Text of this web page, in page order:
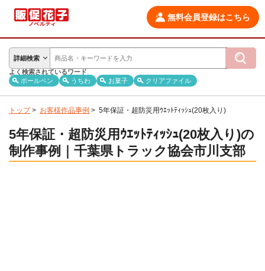
無料会員登録はこちら
詳細検索
よく検索されているワード
ボールペン
うちわ お菓子 クリアファイル
トップ> お客様作品事例 > 5年保証・超防災用ｳｴｯﾄﾃｨｯｼｭ(20枚入り)
5年保証・超防災用ｳｴｯﾄﾃｨｯｼｭ(20枚入り)の
制作事例｜千葉県トラック協会市川支部